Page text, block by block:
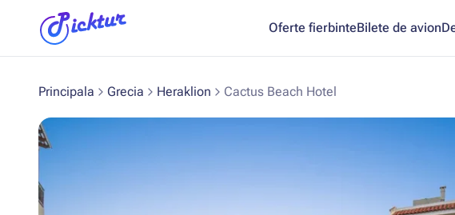
Oferte fierbinteBilete de avion
Principala Grecia Heraklion Cactus Beach Hotel